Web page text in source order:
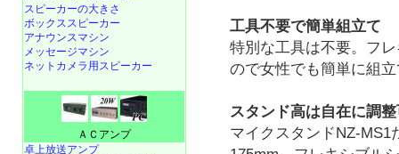
工具不要で簡単組立て
特別な工具は不要。フ
ので女性でも簡単に組
スタンド高は自在に調
マイクスタンドNZ-MS1
スピーカーの大きさ
ボックススピーカー
アナウンスマシン
メッセージマシン
ネットカメラ用スピーカー
ＡＣアンプ
卓上放送アンプ